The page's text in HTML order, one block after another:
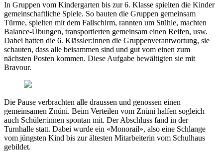
In Gruppen vom Kindergarten bis zur 6. Klasse spielten die Kinder
gemeinschaftliche Spiele. So bauten die Gruppen gemeinsam
Türme, spielten mit dem Fallschirm, rannten um Stühle, machten
Balance-Übungen, transportierten gemeinsam einen Reifen, usw.
Dabei hatten die 6. Klässler:innen die Gruppenverantwortung, sie
schauten, dass alle beisammen sind und gut vom einen zum
nächsten Posten kommen. Diese Aufgabe bewältigten sie mit
Bravour.
Die Pause verbrachten alle draussen und genossen einen
gemeinsamen Znüni. Beim Verteilen vom Znüni halfen sogleich
auch Schüler:innen spontan mit. Der Abschluss fand in der
Turnhalle statt. Dabei wurde ein «Monorail», also eine Schlange
vom jüngsten Kind bis zur ältesten Mitarbeiterin vom Schulhaus
gebildet.